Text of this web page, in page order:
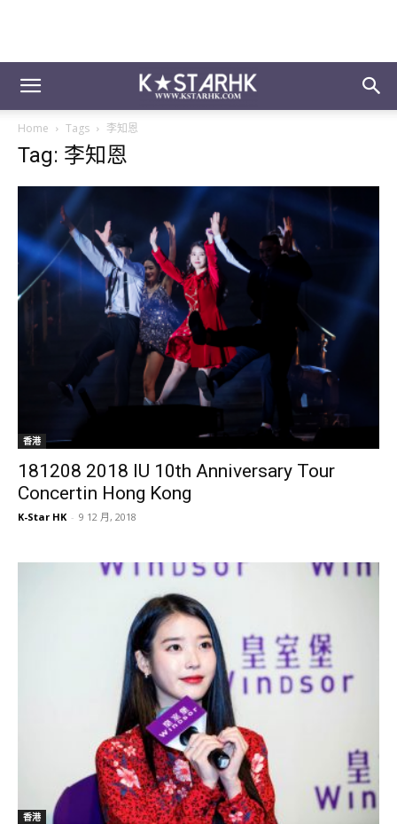
Home Tags 李知恩
Tag: 李知恩
香港
181208 2018 IU 10th Anniversary Tour
Concertin Hong Kong
K-Star HK - 9 12 月, 2018
香港